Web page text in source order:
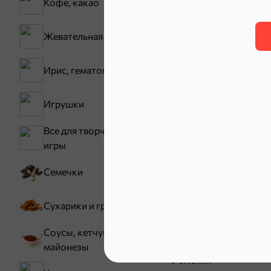
Жевательная резинка
Ирис, гематоген
Игрушки
Все для творчества,
игры
Семечки
Сухарики и гренки
Соусы, кетчупы,
майонезы
Семечки